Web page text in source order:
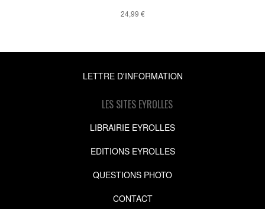
24,99 €
LETTRE D'INFORMATION
LES SITES EYROLLES
LIBRAIRIE EYROLLES
EDITIONS EYROLLES
QUESTIONS PHOTO
CONTACT